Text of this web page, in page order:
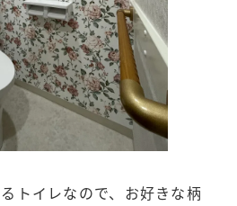
トイレなので、お好きな柄